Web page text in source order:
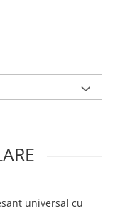
universal cu